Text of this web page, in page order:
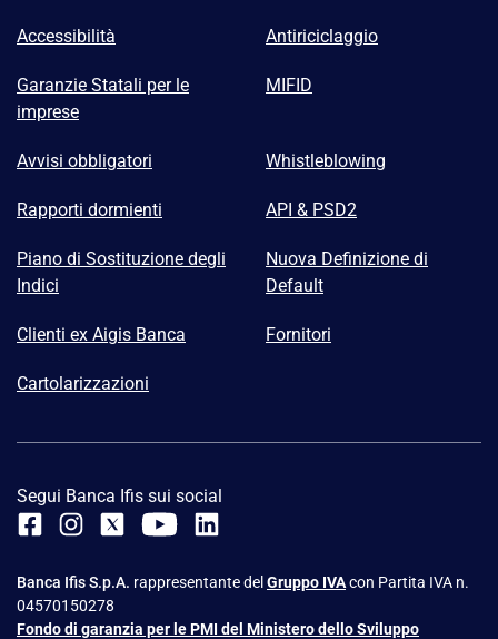
Accessibilità Antiriciclaggio
Garanzie Statali per le
imprese
MIFID
Avvisi obbligatori Whistleblowing
Rapporti dormienti API & PSD2
Piano di Sostituzione degli
Indici
Nuova Definizione di
Default
Clienti ex Aigis Banca Fornitori
Cartolarizzazioni
Segui Banca Ifis sui social
Banca Ifis S.p.A. rappresentante del Gruppo IVAcon Partita IVA n.
04570150278
Fondo di garanzia per le PMI del Ministero dello Sviluppo